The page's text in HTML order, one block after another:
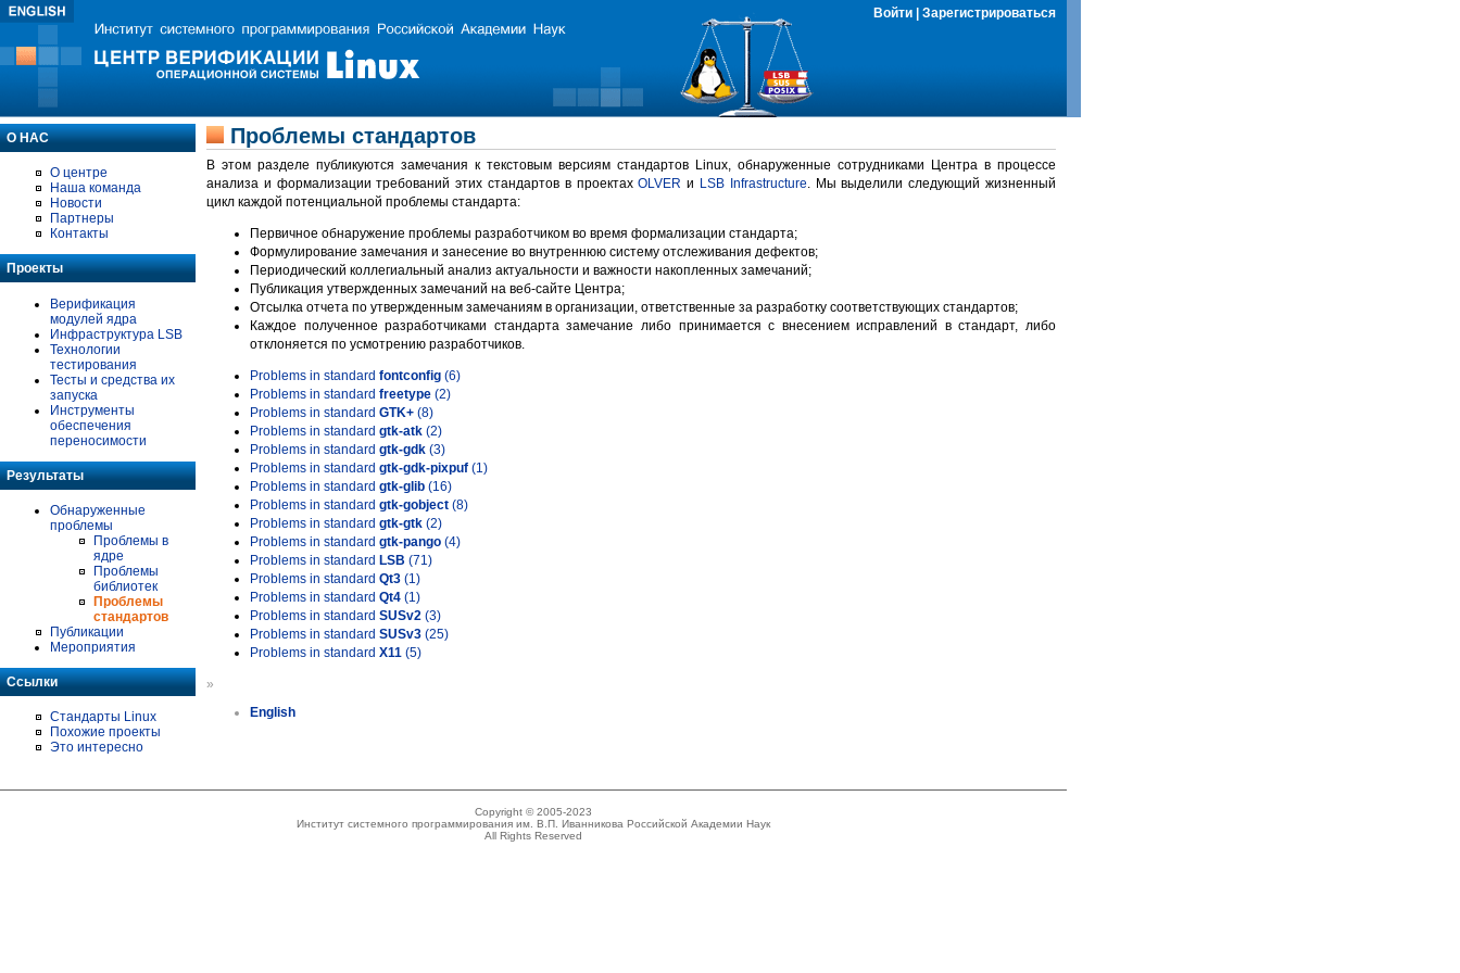
Войти Зарегистрироваться
О НАС
О центре
Наша команда
Новости
Партнеры
Контакты
Проекты
Верификация
модулей ядра
Инфраструктура LSB
Технологии
тестирования
Тесты и средства их
запуска
Инструменты
обеспечения
переносимости
Результаты
Обнаруженные
проблемы
Проблемы в
ядре
Проблемы
библиотек
Проблемы
стандартов
Публикации
Мероприятия
Ссылки
Стандарты Linux
Похожие проекты
Это интересно
Проблемы стандартов
В этом разделе публикуются замечания к текстовым версиям стандартов Linux, обнаруженные сотрудниками Центра в процессе
анализа и формализации требований этих стандартов в проектахOLVER и LSB Infrastructure. Мы выделили следующий жизненный
цикл каждой потенциальной проблемы стандарта:
Первичное обнаружение проблемы разработчиком во время формализации стандарта;
Формулирование замечания и занесение во внутреннюю систему отслеживания дефектов;
Периодический коллегиальный анализ актуальности и важности накопленных замечаний;
Публикация утвержденных замечаний на веб-сайте Центра;
Отсылка отчета по утвержденным замечаниям в организации, ответственные за разработку соответствующих стандартов;
Каждое полученное разработчиками стандарта замечание либо принимается с внесением исправлений в стандарт, либо
отклоняется по усмотрению разработчиков.
Problems in standard fontconfig (6)
Problems in standard freetype (2)
Problems in standard GTK+ (8)
Problems in standard gtk-atk (2)
Problems in standard gtk-gdk (3)
Problems in standard gtk-gdk-pixpuf (1)
Problems in standard gtk-glib (16)
Problems in standard gtk-gobject (8)
Problems in standard gtk-gtk (2)
Problems in standard gtk-pango (4)
Problems in standard LSB (71)
Problems in standard Qt3 (1)
Problems in standard Qt4 (1)
Problems in standard SUSv2 (3)
Problems in standard SUSv3 (25)
Problems in standard X11 (5)
»
English
Copyright © 2005-2023
Институт системного программирования им. В.П. Иванникова Российской Академии Наук
All Rights Reserved